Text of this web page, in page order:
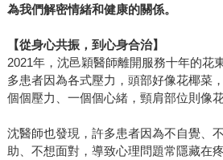
為我們解密情緒和健康的關係。
【從身心共振，到心身合治】
2021年，沈邑穎醫師離開服務十年的花
多患者因為各式壓力，頭部好像花椰菜
個個壓力、一個個心緒，頸肩部位則像
沈醫師也發現，許多患者因為不自覺、
助、不想面對，導致心理問題常隱藏